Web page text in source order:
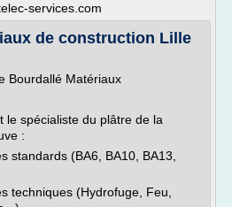
services.com
de construction Lille
Bourdallé Matériaux
le spécialiste du plâtre de la
:
standards (BA6, BA10, BA13,
techniques (Hydrofuge, Feu,